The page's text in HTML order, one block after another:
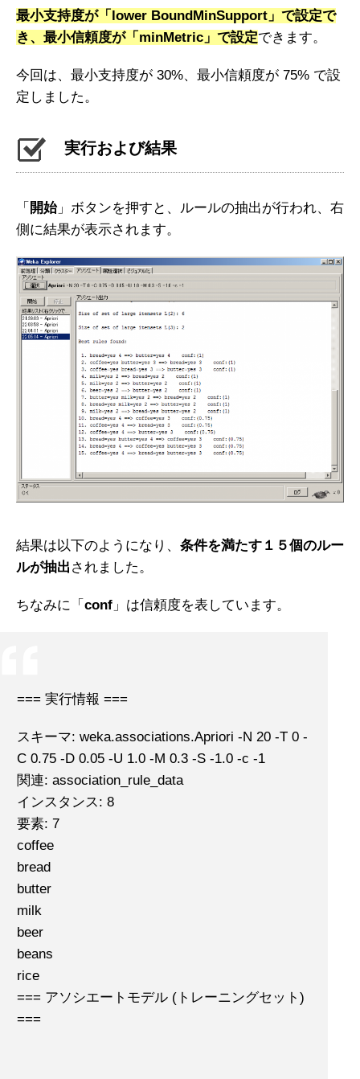
最小支持度が「lower BoundMinSupport」で設定で
き、最小信頼度が「minMetric」で設定できます。
今回は、最小支持度が 30%、最小信頼度が 75% で設
定しました。
実行および結果
「 開始」ボタンを押すと、ルールの抽出が行われ、右
側に結果が表示されます。
結果は以下のようになり、 条件を満たす１５個のルー
ルが抽出 されました。
ちなみに「 conf 」は信頼度を表しています。
=== 実行情報 ===
スキーマ: weka.associations.Apriori -N 20 -T 0 -
C 0.75 -D 0.05 -U 1.0 -M 0.3 -S -1.0 -c -1
関連: association_rule_data
インスタンス: 8
要素: 7
coffee
bread
butter
milk
beer
beans
rice
=== アソシエートモデル (トレーニングセット)
===